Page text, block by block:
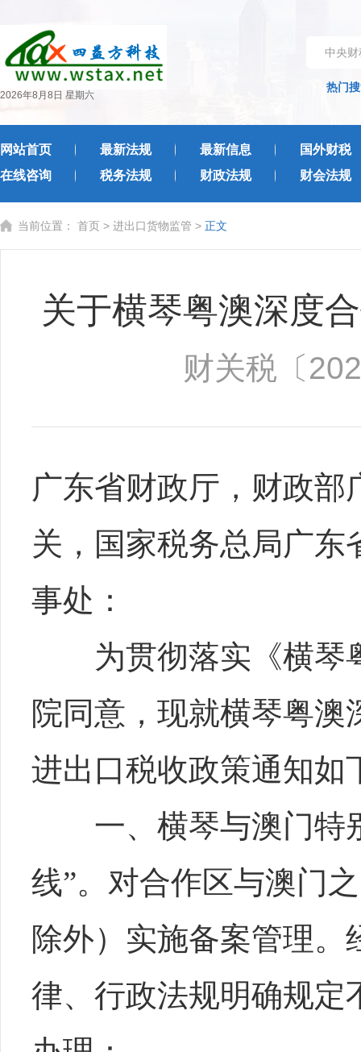
2026年8月8日 星期六
中央
热门
网站首页 最新法规 最新信息
国外财税
在线咨询
税务法规 财政法规 财会法规
当前位置： 首页 > 进出口货物监管 > 正文
关于横琴粤澳深度
财关税〔
广东省财政厅，财政
关，国家税务总局广
事处：
为贯彻落实《横琴粤
院同意，现就横琴粤
进出口税收政策通知如
一、横琴与澳门特别
线”。对合作区与澳门
除外）实施备案管理。
律、行政法规明确规定